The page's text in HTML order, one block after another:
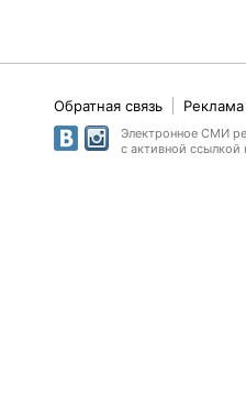
Обратная связь
Электронное СМИ
с активной ссылкой